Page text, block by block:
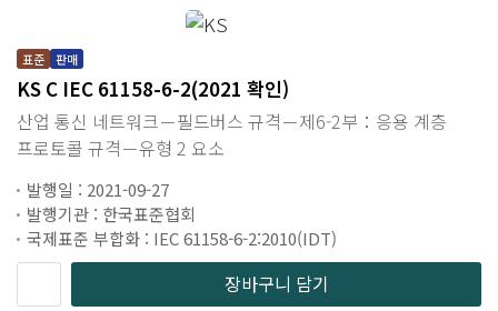
표준 판매
KS C IEC 61158-6-2(2021 확인)
산업 통신 네트워크－필드버스 규격－제6-2부：응용 계층
프로토콜 규격－유형 2 요소
발행일 : 2021-09-27
발행기관 : 한국표준협회
국제표준 부합화 : IEC 61158-6-2:2010(IDT)
장바구니 담기